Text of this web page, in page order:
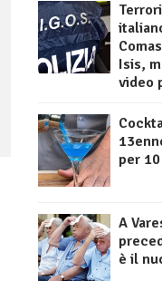
Isis,
video
per
A
è il